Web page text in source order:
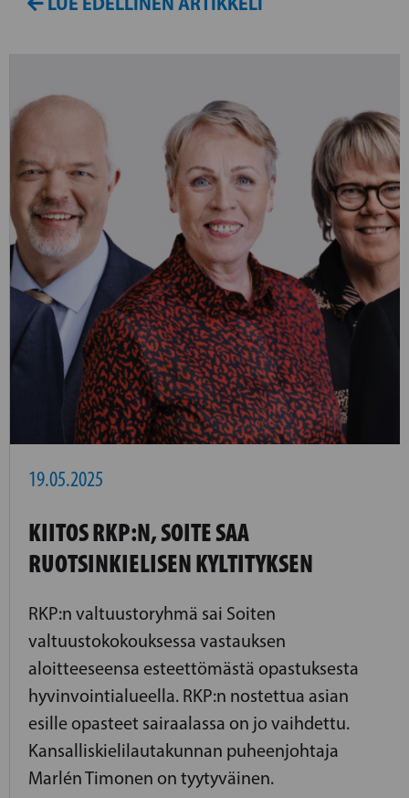
19.05.2025
KIITOS RKP:N, SOITE SAA
RUOTSINKIELISEN KYLTITYKSEN
RKP:n valtuustoryhmä sai Soiten
valtuustokokouksessa vastauksen
aloitteeseensa esteettömästä opastuksesta
hyvinvointialueella. RKP:n nostettua asian
esille opasteet sairaalassa on jo vaihdettu.
Kansalliskielilautakunnan puheenjohtaja
Marlén Timonen on tyytyväinen.